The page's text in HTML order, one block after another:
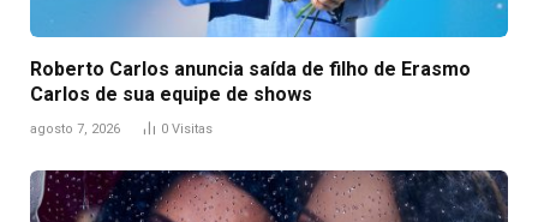
Roberto Carlos anuncia saída de filho de Erasmo
Carlos de sua equipe de shows
agosto 7, 2026 0 Visitas